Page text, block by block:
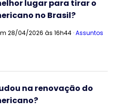
lugar para tirar o
no Brasil?
28/04/2026 às 16h44 ·Assuntos
na renovação do